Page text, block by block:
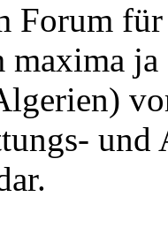
Forum
maxima